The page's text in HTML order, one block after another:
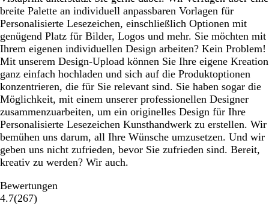
breite Palette an individuell anpassbaren Vorlagen für
Personalisierte Lesezeichen, einschließlich Optionen mit
genügend Platz für Bilder, Logos und mehr. Sie möchten mit
Ihrem eigenen individuellen Design arbeiten? Kein Problem!
Mit unserem Design-Upload können Sie Ihre eigene Kreation
ganz einfach hochladen und sich auf die Produktoptionen
konzentrieren, die für Sie relevant sind. Sie haben sogar die
Möglichkeit, mit einem unserer professionellen Designer
zusammenzuarbeiten, um ein originelles Design für Ihre
Personalisierte Lesezeichen Kunsthandwerk zu erstellen. Wir
bemühen uns darum, all Ihre Wünsche umzusetzen. Und wir
geben uns nicht zufrieden, bevor Sie zufrieden sind. Bereit,
kreativ zu werden? Wir auch.
Bewertungen
4.7(267267
)